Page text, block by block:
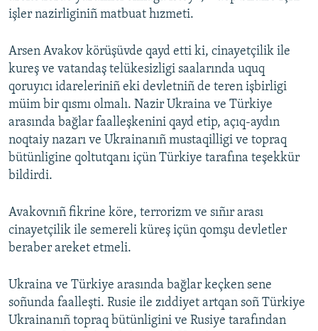
işler nazirliginiñ matbuat hızmeti.
Arsen Avakov körüşüvde qayd etti ki, cinayetçilik ile
kureş ve vatandaş telükesizligi saalarında uquq
qoruyıcı idareleriniñ eki devletniñ de teren işbirligi
müim bir qısmı olmalı. Nazir Ukraina ve Türkiye
arasında bağlar faalleşkenini qayd etip, açıq-aydın
noqtaiy nazarı ve Ukrainanıñ mustaqilligi ve topraq
bütünligine qoltutqanı içün Türkiye tarafına teşekkür
bildirdi.
Avakovnıñ fikrine köre, terrorizm ve sıñır arası
cinayetçilik ile semereli küreş içün qomşu devletler
beraber areket etmeli.
Ukraina ve Türkiye arasında bağlar keçken sene
soñunda faalleşti. Rusie ile zıddiyet artqan soñ Türkiye
Ukrainanıñ topraq bütünligini ve Rusiye tarafından